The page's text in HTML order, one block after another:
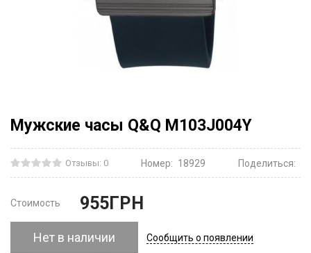
Мужские часы Q&Q M103J004Y
Отзывы: 0 Номер: 18929 Поделиться:
Стоимость 955ГРН
Нет в наличии Сообщить о появлении